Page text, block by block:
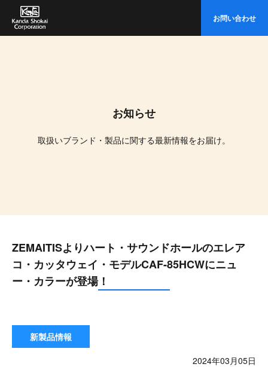
イ
ト
内
お問い合わせ
お知らせ
取扱いブランド・製品に関する最新情報をお届け。
ZEMAITISよりハート・サウンドホールのエレア
コ・カッタウェイ・モデルCAF-85HCWにニュ
ー・カラーが登場！
新製品情報
2024年03月05日